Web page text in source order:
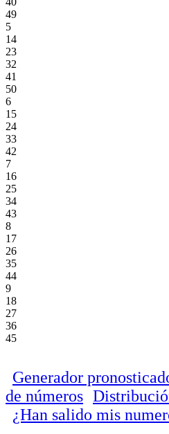
49
5
14
23
32
41
50
6
15
24
33
42
7
16
25
34
43
8
17
26
35
44
9
18
27
36
45
Generador
de números
¿Han salido mis